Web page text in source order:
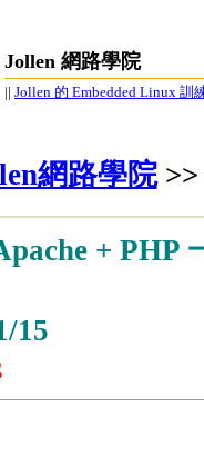
Jollen 網路學院
|| Jollen 的 Embedded Linux 訓
網路學院
+ PHP
15